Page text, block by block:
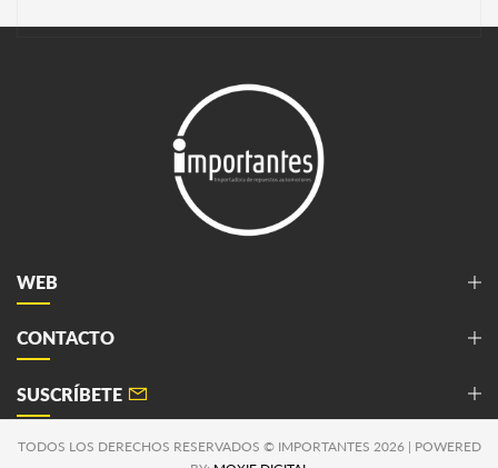
WEB
CONTACTO
SUSCRÍBETE
TODOS LOS DERECHOS RESERVADOS © IMPORTANTES 2026 | POWERED